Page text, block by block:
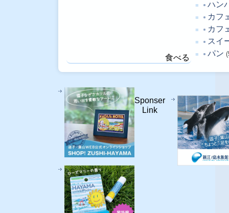
食べる
ハン
カフ
カフ
スイ
パン
Sponser
Link